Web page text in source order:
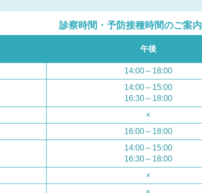
診察時間・予防接種時間のご案内
午後
14:00～18:00
14:00～15:00
16:30～18:00
×
16:00～18:00
14:00～15:00
16:30～18:00
×